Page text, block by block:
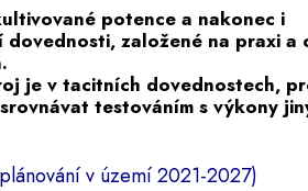
potence a nakonec i
dovednosti, založené na praxi a
je v tacitních dovednostech,
testováním s výkony
v území 2021-2027)